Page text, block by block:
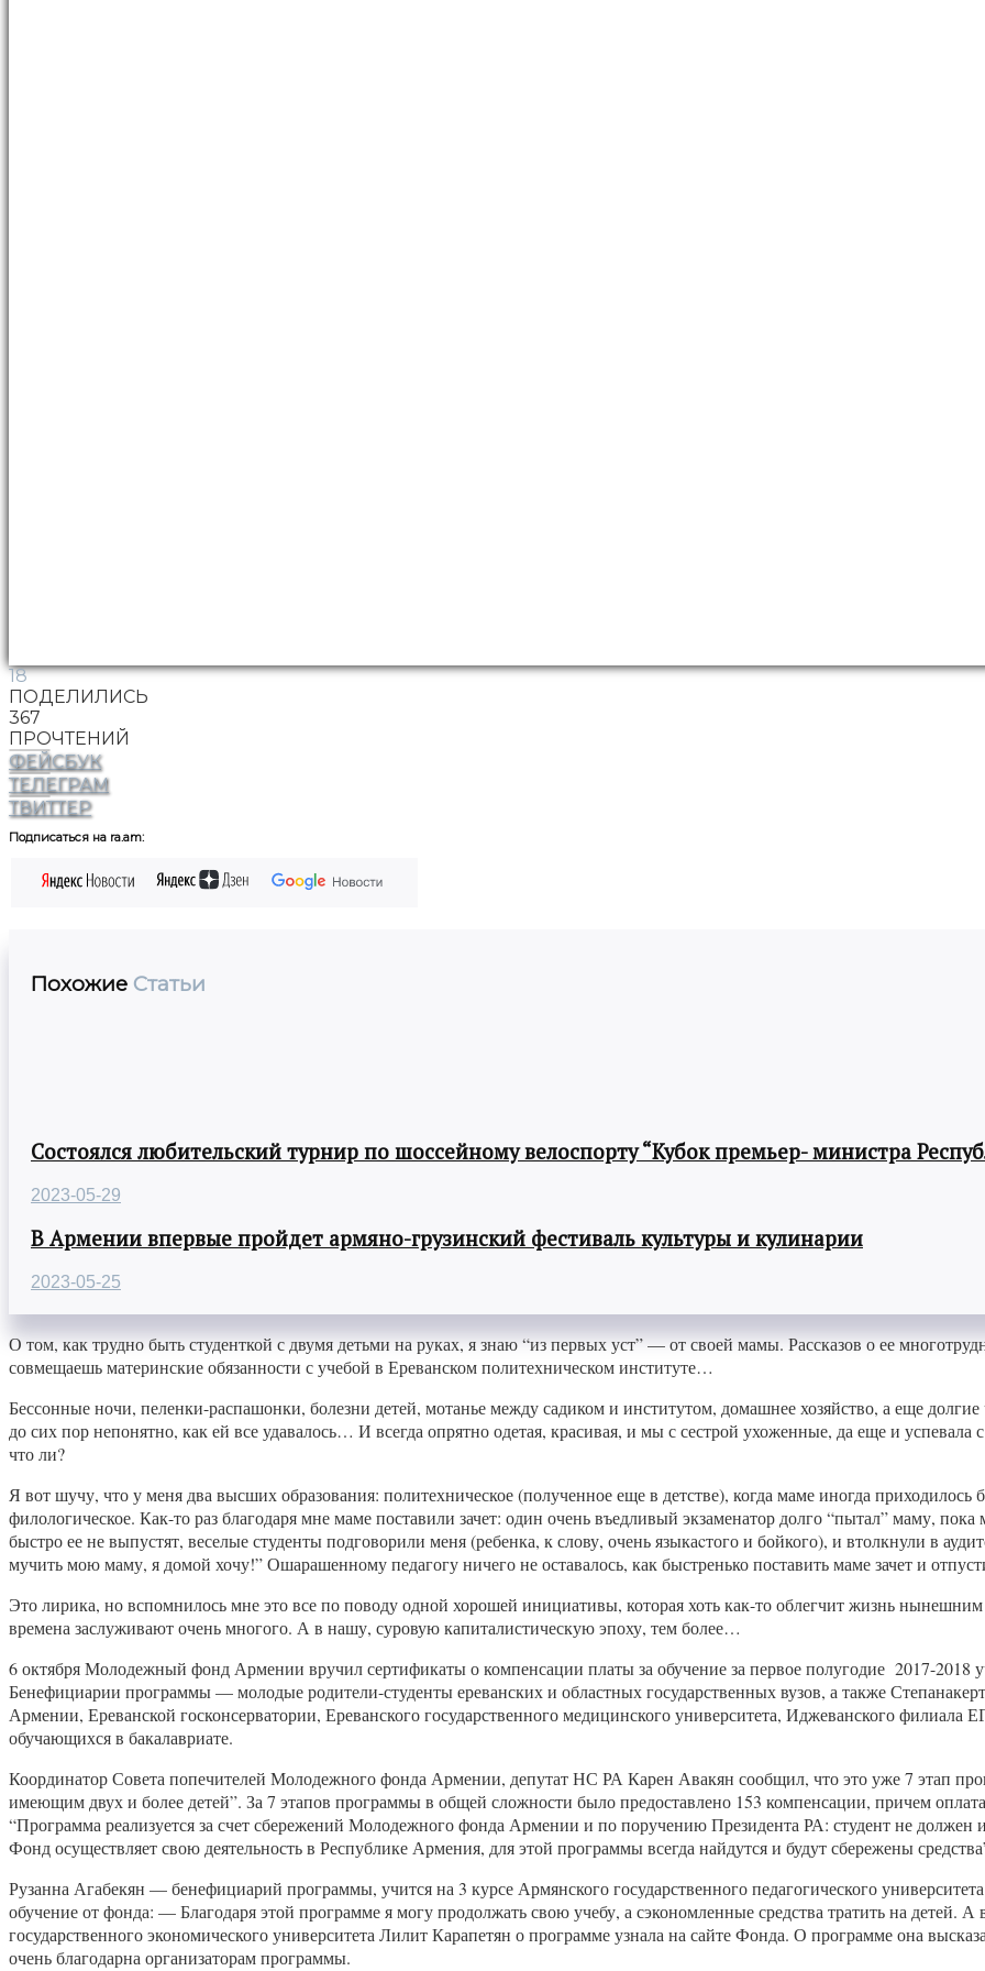
18
ПОДЕЛИЛИСЬ
367
ПРОЧТЕНИЙ
ФЕЙСБУК
ТЕЛЕГРАМ
ТВИТТЕР
Подписаться на ra.am:
Похожие Статьи
Состоялся любительский турнир по шоссейному велоспорту “Кубок премьер- министра
2023-05-29
В Армении впервые пройдет армяно-грузинский фестиваль культуры и кулинарии
2023-05-25
О том, как трудно быть студенткой с двумя детьми на руках, я знаю “из первых уст” — от своей мамы. Рассказов о ее
совмещаешь материнские обязанности с учебой в Ереванском политехническом институте…
Бессонные ночи, пеленки-распашонки, болезни детей, мотанье между садиком и институтом, домашнее хозяйство, а еще
до сих пор непонятно, как ей все удавалось… И всегда опрятно одетая, красивая, и мы с сестрой ухоженные, да еще и успевала
что ли?
Я вот шучу, что у меня два высших образования: политехническое (полученное еще в детстве), когда маме иногда приходилось
филологическое. Как-то раз благодаря мне маме поставили зачет: один очень въедливый экзаменатор долго “пытал” маму,
быстро ее не выпустят, веселые студенты подговорили меня (ребенка, к слову, очень языкаcтого и бойкого), и втолкнули в
мучить мою маму, я домой хочу!” Ошарашенному педагогу ничего не оставалось, как быстренько поставить маме зачет и
Это лирика, но вспомнилось мне это все по поводу одной хорошей инициативы, которая хоть как-то облегчит жизнь
времена заслуживают очень многого. А в нашу, суровую капиталистическую эпоху, тем более…
6 октября Молодежный фонд Армении вручил сертификаты о компенсации платы за обучение за первое полугодие 2017-2018
Бенефициарии программы — молодые родители-студенты ереванских и областных государственных вузов, а также
Армении, Ереванской госконсерватории, Ереванского государственного медицинского университета, Иджеванского филиала
обучающихся в бакалавриате.
Координатор Совета попечителей Молодежного фонда Армении, депутат НС РА Карен Авакян сообщил, что это уже 7 этап
имеющим двух и более детей”. За 7 этапов программы в общей сложности было предоставлено 153 компенсации, причем
“Программа реализуется за счет сбережений Молодежного фонда Армении и по поручению Президента РА: студент не должен
Фонд осуществляет свою деятельность в Республике Армения, для этой программы всегда найдутся и будут сбережены
Рузанна Агабекян — бенефициарий программы, учится на 3 курсе Армянского государственного педагогического
обучение от фонда: — Благодаря этой программе я могу продолжать свою учебу, а сэкономленные средства тратить на детей.
государственного экономического университета Лилит Карапетян о программе узнала на сайте Фонда. О программе она
очень благодарна организаторам программы.